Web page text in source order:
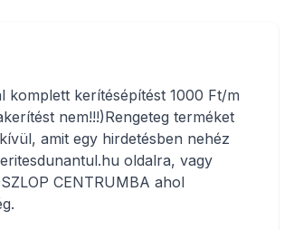
komplett kerítésépítést 1000 Ft/m
nem!!!)Rengeteg terméket
amit egy hirdetésben nehéz
oldalra, vagy
CENTRUMBA ahol